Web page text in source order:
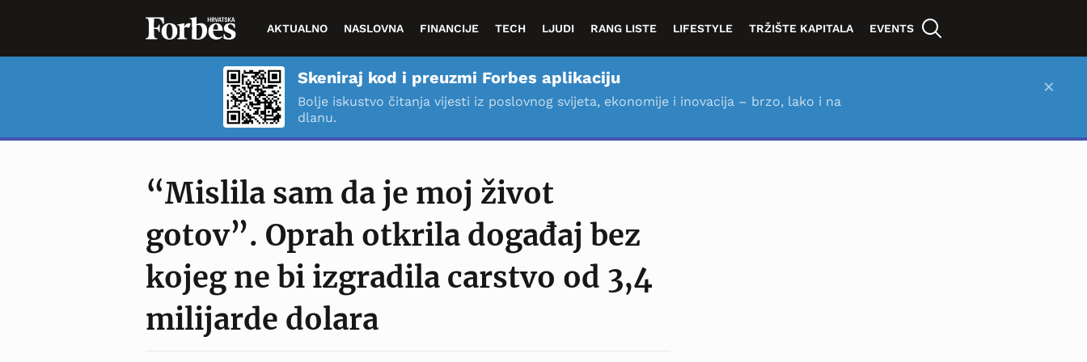
AKTUALNO NASLOVNA FINANCIJE TECH LJUDI RANG LISTE LIFESTYLE TRŽIŠTE KAPITALA EVENTS
Skeniraj kod i preuzmi Forbes aplikaciju
Bolje iskustvo čitanja vijesti iz poslovnog svijeta, ekonomije i inovacija – brzo, lako i na
dlanu.
×
“Mislila sam da je moj život
gotov”. Oprah otkrila događaj bez
kojeg ne bi izgradila carstvo od 3,4
milijarde dolara